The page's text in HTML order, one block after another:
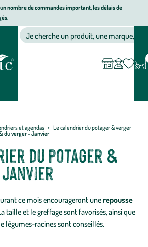
nombre de commandes important, les délais de
Je cherche un produit, une marque, un
compte
et agendas
Le calendrier du potager & verger
du verger - Janvier
du potager &
janvier
ce mois encourageront unerepousse
taille et le greffage sont favorisés, ainsi que
légumes-racines sont conseillés.